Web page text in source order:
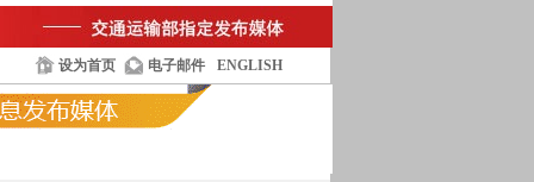
设为首页 电子邮件 ENGLISH